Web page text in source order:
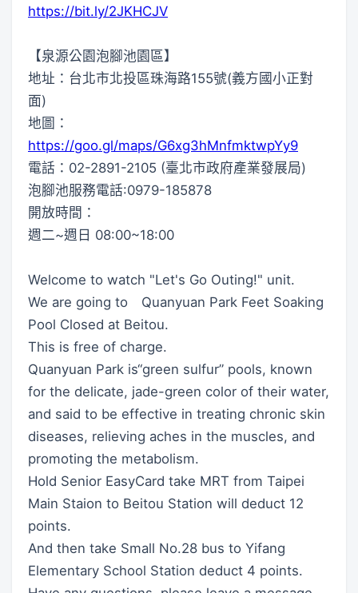
https://bit.ly/2JKHCJV
【泉源公園泡腳池園區】
地址：台北市北投區珠海路155號(義方國小正對
面)
地圖：
https://goo.gl/maps/G6xg3hMnfmktwpYy9
電話：02-2891-2105 (臺北市政府產業發展局)
泡腳池服務電話:0979-185878
開放時間：
週二~週日 08:00~18:00
Welcome to watch "Let's Go Outing!" unit.
We are going to Quanyuan Park Feet Soaking
Pool Closed at Beitou.
This is free of charge.
Quanyuan Park is“green sulfur” pools, known
for the delicate, jade-green color of their water,
and said to be effective in treating chronic skin
diseases, relieving aches in the muscles, and
promoting the metabolism.
Hold Senior EasyCard take MRT from Taipei
Main Staion to Beitou Station will deduct 12
points.
And then take Small No.28 bus to Yifang
Elementary School Station deduct 4 points.